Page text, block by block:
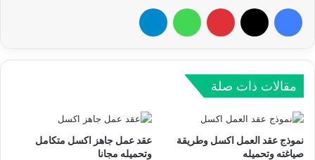
فيسبوك بينتيريست واتساب
مقالات ذات صلة
نموذج عقد العمل اكسل وطريقة
صياغته وتحميله
عقد عمل جاهز اكسل متكامل
وتحميله مجانا